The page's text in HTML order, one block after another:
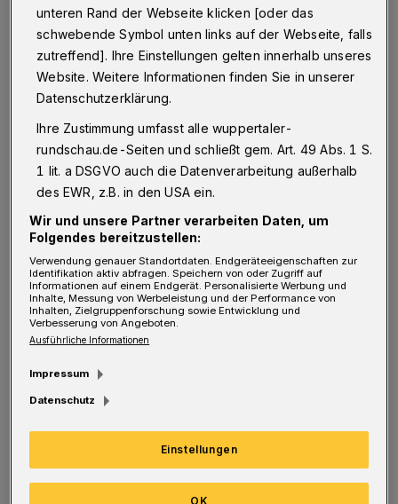
S ie informierte Polizei und Rettungskräfte,
die ihn zur Behandlung seiner
Verletzungen in ein Krankenhaus brachte.
Die Räuber sind nach Polizeiangaben ewa 20
bis 30 Jahre alt, haben ein "südländisches
Äußeres", bekleidet waren beide mit einer
dunklen Lederjacke und einer Jeans. Ein Täter
Die Kriminalpolizei bittet Zeugen, die
Hinweise geben können, sich telefonisch unter
der Nummer 0202/284-0 zu melden.
unteren Rand der Webseite klicken [oder das
schwebende Symbol unten links auf der Webseite, falls
zutreffend]. Ihre Einstellungen gelten innerhalb unseres
Website. Weitere Informationen finden Sie in unserer
Datenschutzerklärung.
Ihre Zustimmung umfasst alle wuppertaler-
rundschau.de-Seiten und schließt gem. Art. 49 Abs. 1 S.
1 lit. a DSGVO auch die Datenverarbeitung außerhalb
des EWR, z.B. in den USA ein.
Wir und unsere Partner verarbeiten Daten, um
Folgendes bereitzustellen:
Verwendung genauer Standortdaten. Endgeräteeigenschaften zur
Identifikation aktiv abfragen. Speichern von oder Zugriff auf
Informationen auf einem Endgerät. Personalisierte Werbung und
Inhalte, Messung von Werbeleistung und der Performance von
Inhalten, Zielgruppenforschung sowie Entwicklung und
Verbesserung von Angeboten.
Ausführliche Informationen
Impressum
Datenschutz
Einstellungen
OK